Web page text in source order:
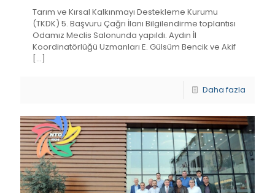
Tarım ve Kırsal Kalkınmayı Destekleme Kurumu
(TKDK) 5. Başvuru Çağrı İlanı Bilgilendirme toplantısı
Odamız Meclis Salonunda yapıldı. Aydın İl
Koordinatörlüğü Uzmanları E. Gülsüm Bencik ve Akif
[…]
Daha fazla